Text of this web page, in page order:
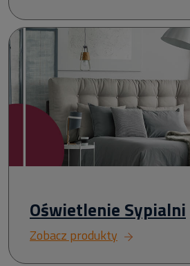
Oświetlenie Sypialni
Zobacz produkty